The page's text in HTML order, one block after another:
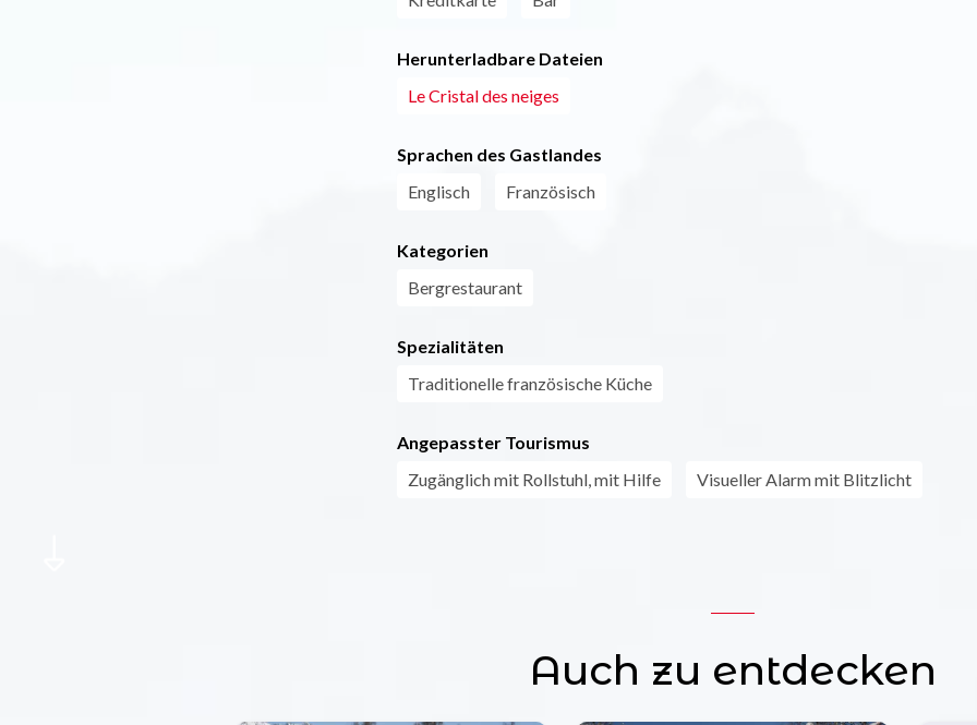
Herunterladbare Dateien
Le Cristal des neiges
Sprachen des Gastlandes
Englisch
Französisch
Kategorien
Bergrestaurant
Spezialitäten
Traditionelle französische Küche
Angepasster Tourismus
Zugänglich mit Rollstuhl, mit Hilfe
Visueller Alarm mit Blitzlicht
Auch zu entdecken